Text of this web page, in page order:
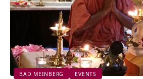
BAD MEINBERG EVENTS